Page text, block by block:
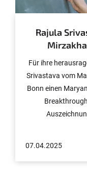
Rajula
Für ihre
Srivastava vom
Bonn einen
07.04.2025